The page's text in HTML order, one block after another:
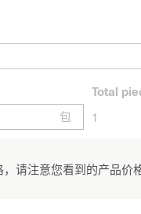
包
Total
1
请注意您看到的产品价